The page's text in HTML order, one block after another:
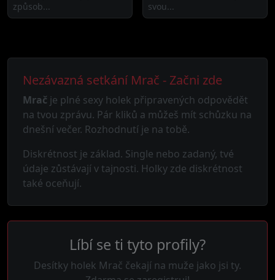
způsob...
svou...
Nezávazná setkání Mrač - Začni zde
Mrač je plné sexy holek připravených odpovědět
na tvou zprávu. Pár kliků a můžeš mít schůzku na
dnešní večer. Rozhodnutí je na tobě.
Diskrétnost je základ. Single nebo zadaný, tvé
údaje zůstávají v tajnosti. Holky zde diskrétnost
také oceňují.
Líbí se ti tyto profily?
Desítky holek Mrač čekají na muže jako jsi ty.